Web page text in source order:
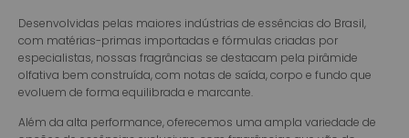
Desenvolvidas pelas maiores indústrias de essências do Brasil,
com matérias-primas importadas e fórmulas criadas por
especialistas, nossas fragrâncias se destacam pela pirâmide
olfativa bem construída, com notas de saída, corpo e fundo que
evoluem de forma equilibrada e marcante.
Além da alta performance, oferecemos uma ampla variedade de